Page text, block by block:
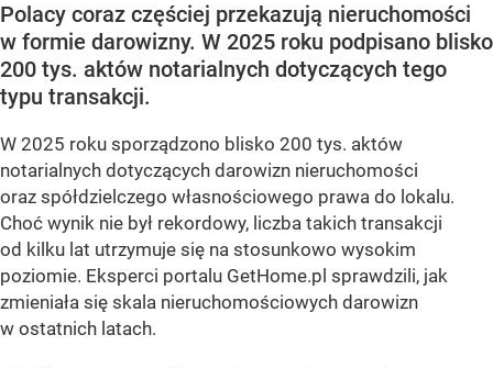
Polacy coraz częściej przekazują nieruchomości
w formie darowizny. W 2025 roku podpisano blisko
200 tys. aktów notarialnych dotyczących tego
typu transakcji.
W 2025 roku sporządzono blisko 200 tys. aktów
notarialnych dotyczących darowizn nieruchomości
oraz spółdzielczego własnościowego prawa do lokalu.
Choć wynik nie był rekordowy, liczba takich transakcji
od kilku lat utrzymuje się na stosunkowo wysokim
poziomie. Eksperci portalu GetHome.pl sprawdzili, jak
zmieniała się skala nieruchomościowych darowizn
w ostatnich latach.